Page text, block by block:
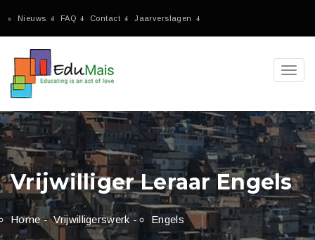
Nieuws FAQ Contact Jaarverslagen
Vrijwilliger Leraar Engels
Home-Vrijwilligerswerk- Engels